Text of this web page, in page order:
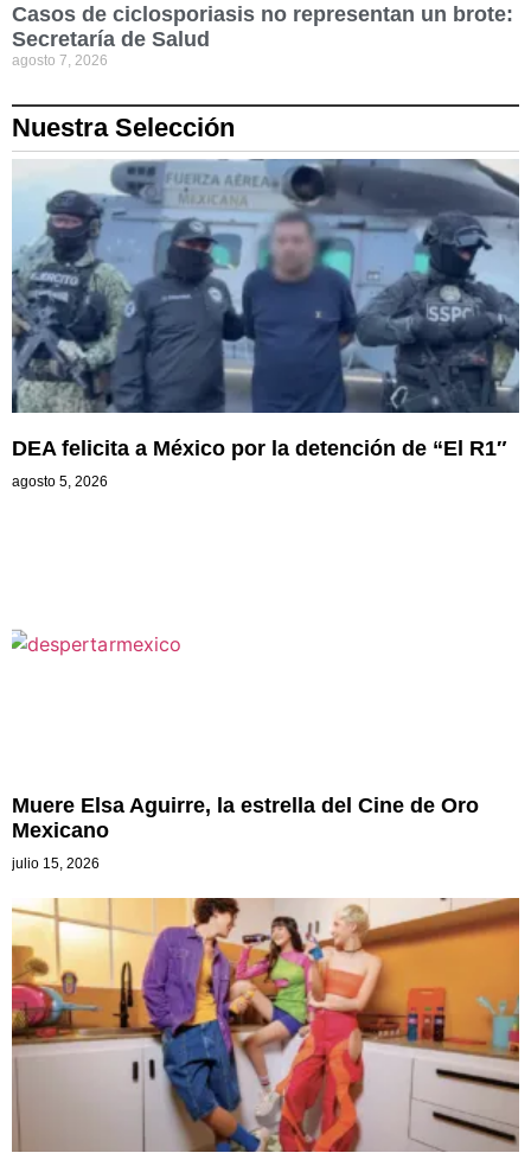
Casos de ciclosporiasis no representan un brote:
Secretaría de Salud
agosto 7, 2026
Nuestra Selección
DEA felicita a México por la detención de “El R1″
agosto 5, 2026
Muere Elsa Aguirre, la estrella del Cine de Oro
Mexicano
julio 15, 2026